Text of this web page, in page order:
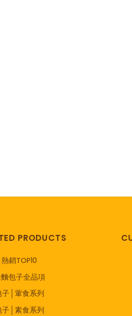
PRODUCTS
熱銷TOP10
包子全品項
子│葷食系列
子│素食系列